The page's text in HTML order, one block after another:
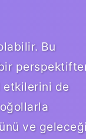
Bu
etkilerini de
ve